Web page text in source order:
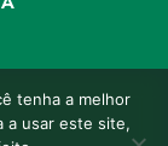
tenha a melhor
a usar este site,